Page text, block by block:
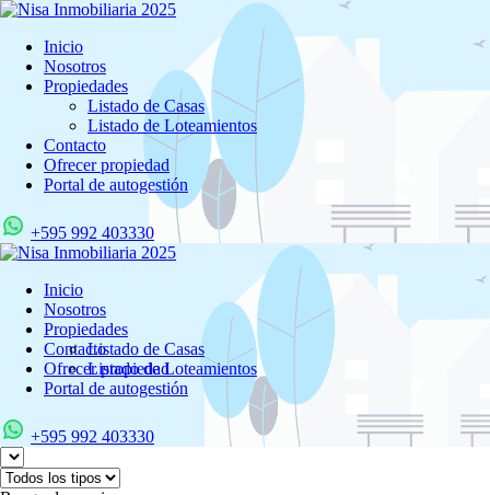
Inicio
Nosotros
Propiedades
Listado de Casas
Listado de Loteamientos
Contacto
Ofrecer propiedad
Portal de autogestión
+595 992 403330
Inicio
Nosotros
Propiedades
Listado de Casas
Listado de Loteamientos
Contacto
Ofrecer propiedad
Portal de autogestión
+595 992 403330